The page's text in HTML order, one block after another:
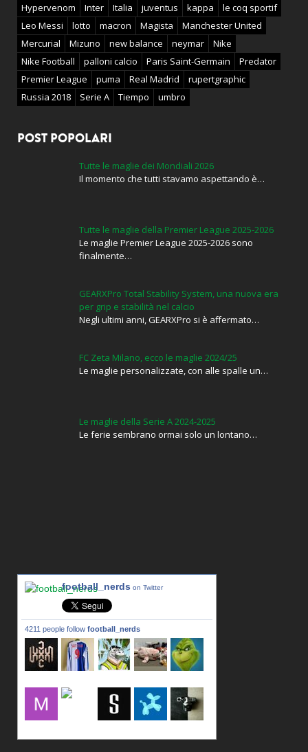
Hypervenom
Inter Italia juventus kappa
le coq sportif
Leo Messi
lotto macron Magista
Manchester United
Mercurial
Mizuno new balance neymar
Nike
Nike Football
palloni calcio Paris Saint-Germain
Predator
Premier League
puma Real Madrid
rupertgraphic
Russia 2018
Serie A Tiempo umbro
POST POPOLARI
Tutte le maglie dei Mondiali 2026
Il momento che tutti stavamo aspettando è…
Tutte le maglie della Premier League 2025-2026
Le maglie Premier League 2025-2026 sono
finalmente…
GEARXPro Total Stability System, una nuova era
per grip e stabilità nel calcio
Negli ultimi anni, GEARXPro si è affermato…
FC Zeta Milano, ecco le maglie 2024/25
Le maglie personalizzate, con alle spalle un…
Le maglie della Serie A 2024-2025
Le ferie sembrano ormai solo un lontano…
football_nerds on Twitter
4211 people follow football_nerds